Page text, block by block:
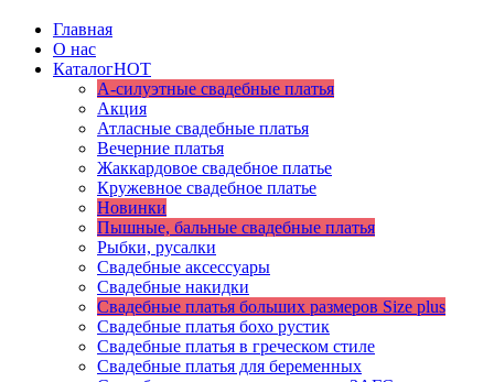
Главная
О нас
КаталогHOT
А-силуэтные свадебные платья
Акция
Атласные свадебные платья
Вечерние платья
Жаккардовое свадебное платье
Кружевное свадебное платье
Новинки
Пышные, бальные свадебные платья
Рыбки, русалки
Свадебные аксессуары
Свадебные накидки
Свадебные платья больших размеров Size plus
Свадебные платья бохо рустик
Свадебные платья в греческом стиле
Свадебные платья для беременных